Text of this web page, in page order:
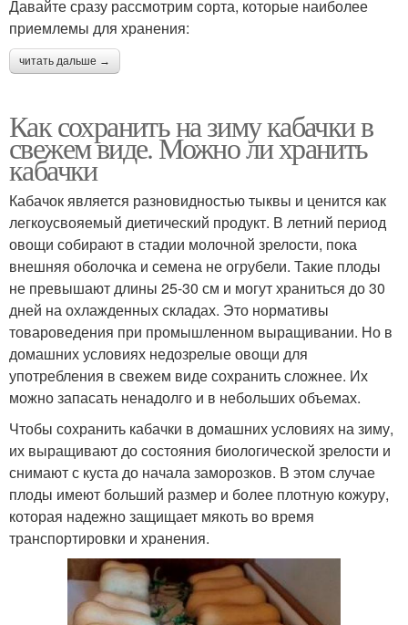
Давайте сразу рассмотрим сорта, которые наиболее
приемлемы для хранения:
читать дальше →
Как сохранить на зиму кабачки в
свежем виде. Можно ли хранить
кабачки
Кабачок является разновидностью тыквы и ценится как
легкоусвояемый диетический продукт. В летний период
овощи собирают в стадии молочной зрелости, пока
внешняя оболочка и семена не огрубели. Такие плоды
не превышают длины 25-30 см и могут храниться до 30
дней на охлажденных складах. Это нормативы
товароведения при промышленном выращивании. Но в
домашних условиях недозрелые овощи для
употребления в свежем виде сохранить сложнее. Их
можно запасать ненадолго и в небольших объемах.
Чтобы сохранить кабачки в домашних условиях на зиму,
их выращивают до состояния биологической зрелости и
снимают с куста до начала заморозков. В этом случае
плоды имеют больший размер и более плотную кожуру,
которая надежно защищает мякоть во время
транспортировки и хранения.